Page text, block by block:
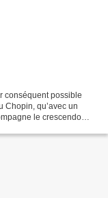
conséquent possible
Chopin, qu’avec un
le crescendo